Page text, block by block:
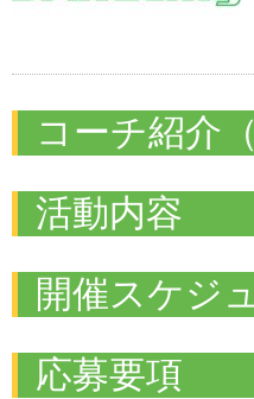
コーチ紹介
活動内容
開催スケジ
応募要項